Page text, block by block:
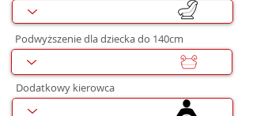
Podwyższenie dla dziecka do 140cm
Dodatkowy kierowca